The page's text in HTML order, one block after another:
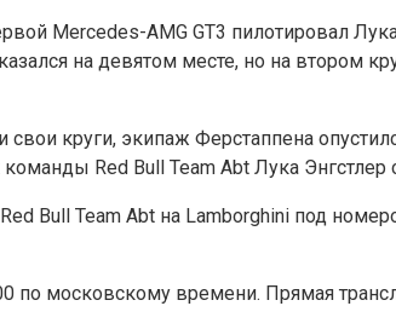
Mercedes-AMG GT3 пилотировал
на девятом месте, но на втором
свои круги, экипаж Ферстаппена
Red Bull Team Abt Лука Энгстлер
Bull Team Abt на Lamborghini под
по московскому времени. Прямая